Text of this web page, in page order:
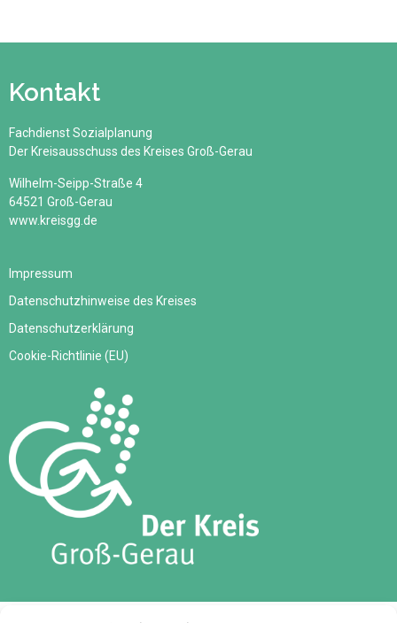
Kontakt
Fachdienst Sozialplanung
Der Kreisausschuss des Kreises Groß-Gerau
Wilhelm-Seipp-Straße 4
64521 Groß-Gerau
www.kreisgg.de
Impressum
Datenschutzhinweise des Kreises
Datenschutzerklärung
Cookie-Richtlinie (EU)